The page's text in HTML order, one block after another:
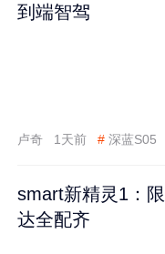
到端智驾
卢奇 1天前 # 深蓝S05
smart新精灵1：
达全配齐